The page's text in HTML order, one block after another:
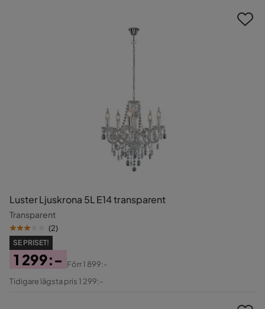
Luster Ljuskrona 5L E14 transparent
Transparent
(2)
SE PRISET!
Pris
1 299:-
Original
Förr1 899:-
Tidigare lägsta pris 1 299:-